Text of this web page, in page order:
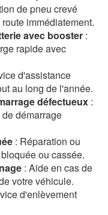
de pneu crevé
immédiatement.
avec booster :
rapide avec
d'assistance
au long de l'année.
défectueux :
démarrage
: Réparation ou
ou cassée.
: Aide en cas de
votre véhicule.
d'enlèvement